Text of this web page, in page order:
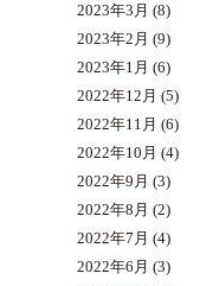
2023年3月 (8)
2023年2月 (9)
2023年1月 (6)
2022年12月 (5)
2022年11月 (6)
2022年10月 (4)
2022年9月 (3)
2022年8月 (2)
2022年7月 (4)
2022年6月 (3)